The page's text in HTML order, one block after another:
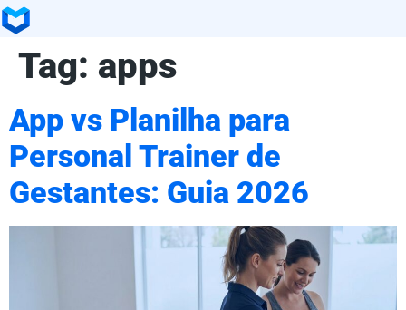
Tag: apps
App vs Planilha para
Personal Trainer de
Gestantes: Guia 2026